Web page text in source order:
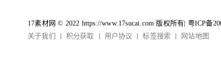
17素材网 © 2022 https://www.17sucai.com 版权所有| 粤ICP备
关于我们
积分获取 用户协议 标签搜索 网站地图